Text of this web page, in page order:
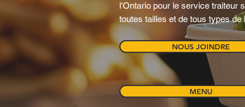
l'Ontario pour le service traiteur
toutes tailles et de tous types de
NOUS JOINDRE
MENU